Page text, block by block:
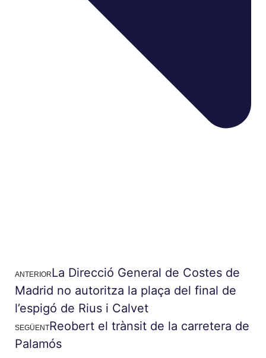
ANTERIORLa Direcció General de Costes de
Madrid no autoritza la plaça del final de
l’espigó de Rius i Calvet
SEGÜENTReobert el trànsit de la carretera de
Palamós